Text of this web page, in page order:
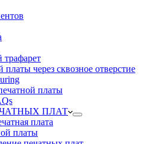
через сквозное отверстие
платы
ПЛАТ
плата
платы